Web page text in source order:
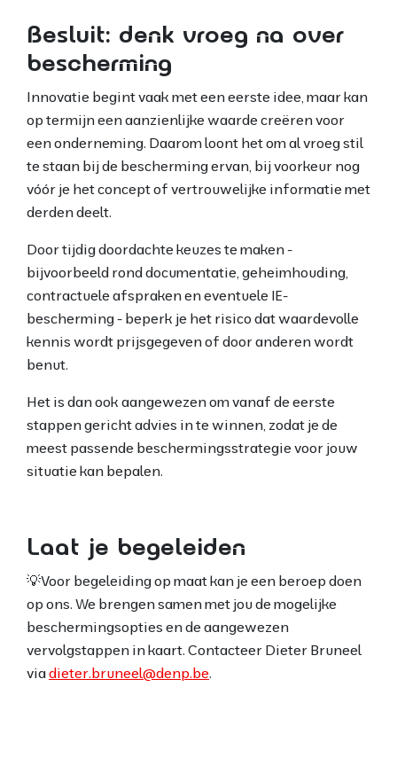
Besluit: denk vroeg na over
bescherming
Innovatie begint vaak met een eerste idee, maar kan
op termijn een aanzienlijke waarde creëren voor
een onderneming. Daarom loont het om al vroeg stil
te staan bij de bescherming ervan, bij voorkeur nog
vóór je het concept of vertrouwelijke informatie met
derden deelt.
Door tijdig doordachte keuzes te maken -
bijvoorbeeld rond documentatie, geheimhouding,
contractuele afspraken en eventuele IE-
bescherming - beperk je het risico dat waardevolle
kennis wordt prijsgegeven of door anderen wordt
benut.
Het is dan ook aangewezen om vanaf de eerste
stappen gericht advies in te winnen, zodat je de
meest passende beschermingsstrategie voor jouw
situatie kan bepalen.
Laat je begeleiden
💡Voor begeleiding op maat kan je een beroep doen
op ons. We brengen samen met jou de mogelijke
beschermingsopties en de aangewezen
vervolgstappen in kaart. Contacteer Dieter Bruneel
viadieter.bruneel@denp.be.